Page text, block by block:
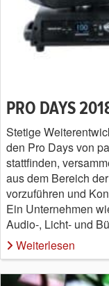
PRO DAYS
Stetige
den Pro Days von
stattfinden,
aus dem Bereich
vorzuführen und
Ein Unternehmen
Audio-, Licht- und
Weiterlesen